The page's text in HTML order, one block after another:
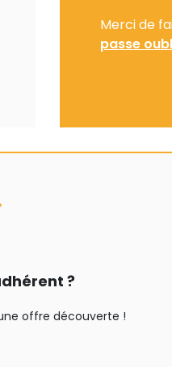
Merci de
passe
?
offre découverte !